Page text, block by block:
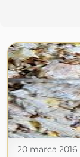
20 marca 2016